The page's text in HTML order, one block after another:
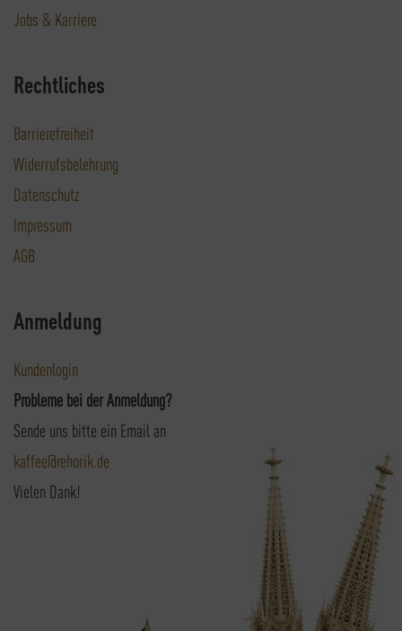
Jobs & Karriere
Rechtliches
Barrierefreiheit
Widerrufsbelehrung
Datenschutz
Impressum
AGB
Anmeldung
Kundenlogin
Probleme bei der Anmeldung?
Sende uns bitte ein Email an
kaffee@rehorik.de
Vielen Dank!